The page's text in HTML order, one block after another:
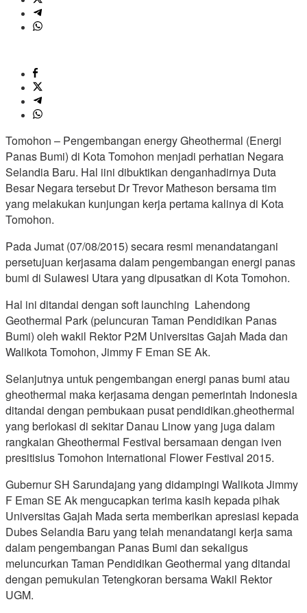
Tomohon – Pengembangan energy Gheothermal (Energi
Panas Bumi) di Kota Tomohon menjadi perhatian Negara
Selandia Baru. Hal iini dibuktikan denganhadirnya Duta
Besar Negara tersebut Dr Trevor Matheson bersama tim
yang melakukan kunjungan kerja pertama kalinya di Kota
Tomohon.
Pada Jumat (07/08/2015) secara resmi menandatangani
persetujuan kerjasama dalam pengembangan energi panas
bumi di Sulawesi Utara yang dipusatkan di Kota Tomohon.
Hal ini ditandai dengan soft launching Lahendong
Geothermal Park (peluncuran Taman Pendidikan Panas
Bumi) oleh wakil Rektor P2M Universitas Gajah Mada dan
Walikota Tomohon, Jimmy F Eman SE Ak.
Selanjutnya untuk pengembangan energi panas bumi atau
gheothermal maka kerjasama dengan pemerintah Indonesia
ditandai dengan pembukaan pusat pendidikan.gheothermal
yang berlokasi di sekitar Danau Linow yang juga dalam
rangkaian Gheothermal Festival bersamaan dengan iven
presitisius Tomohon International Flower Festival 2015.
Gubernur SH Sarundajang yang didampingi Walikota Jimmy
F Eman SE Ak mengucapkan terima kasih kepada pihak
Universitas Gajah Mada serta memberikan apresiasi kepada
Dubes Selandia Baru yang telah menandatangi kerja sama
dalam pengembangan Panas Bumi dan sekaligus
meluncurkan Taman Pendidikan Geothermal yang ditandai
dengan pemukulan Tetengkoran bersama Wakil Rektor
UGM.